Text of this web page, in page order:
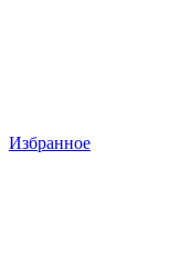
Избранное